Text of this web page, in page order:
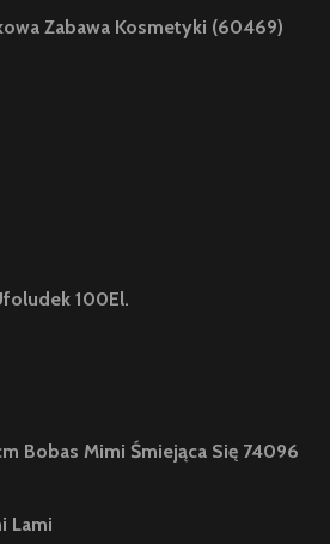
Zabawa Kosmetyki (60469)
100El.
Bobas Mimi Śmiejąca Się 74096
Lami